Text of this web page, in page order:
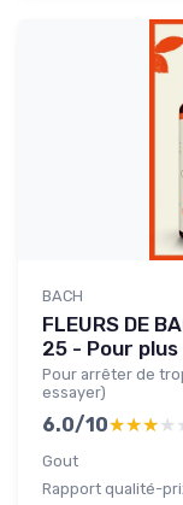
BACH
FLEURS DE
25 - Pour plus
Pour arrêter de
essayer)
6.0/10
Gout
Rapport qualité-